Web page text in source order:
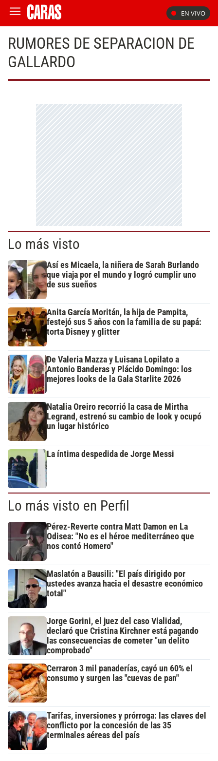
EN VIVO
RUMORES DE SEPARACION DE
GALLARDO
Lo más visto
Así es Micaela, la niñera de Sarah Burlando
que viaja por el mundo y logró cumplir uno
de sus sueños
Anita García Moritán, la hija de Pampita,
festejó sus 5 años con la familia de su papá:
torta Disney y glitter
De Valeria Mazza y Luisana Lopilato a
Antonio Banderas y Plácido Domingo: los
mejores looks de la Gala Starlite 2026
Natalia Oreiro recorrió la casa de Mirtha
Legrand, estrenó su cambio de look y ocupó
un lugar histórico
La íntima despedida de Jorge Messi
Lo más visto en Perfil
Pérez-Reverte contra Matt Damon en La
Odisea: "No es el héroe mediterráneo que
nos contó Homero"
Maslatón a Bausili: "El país dirigido por
ustedes avanza hacia el desastre económico
total"
Jorge Gorini, el juez del caso Vialidad,
declaró que Cristina Kirchner está pagando
las consecuencias de cometer "un delito
comprobado"
Cerraron 3 mil panaderías, cayó un 60% el
consumo y surgen las "cuevas de pan"
Tarifas, inversiones y prórroga: las claves del
conflicto por la concesión de las 35
terminales aéreas del país